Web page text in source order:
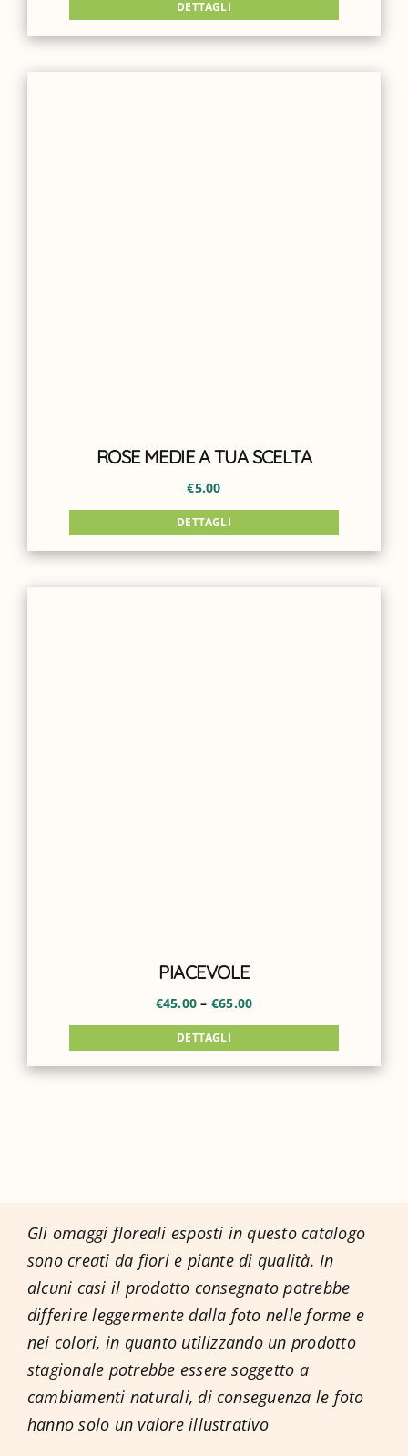
DETTAGLI
ROSE MEDIE A TUA SCELTA
€5.00
DETTAGLI
PIACEVOLE
€45.00 – €65.00
DETTAGLI
Gli omaggi floreali esposti in questo catalogo
sono creati da fiori e piante di qualità. In
alcuni casi il prodotto consegnato potrebbe
differire leggermente dalla foto nelle forme e
nei colori, in quanto utilizzando un prodotto
stagionale potrebbe essere soggetto a
cambiamenti naturali, di conseguenza le foto
hanno solo un valore illustrativo